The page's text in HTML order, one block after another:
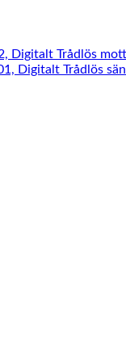
Digitalt Trådlös
Digitalt Trådlös